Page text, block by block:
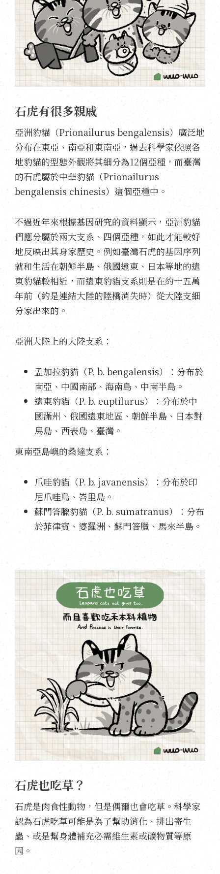
石虎有很多親戚
亞洲豹貓（Prionailurus bengalensis）廣泛地
分布在東亞、南亞和東南亞，過去科學家依照各
地豹貓的型態外觀將其細分為12個亞種，而臺灣
的石虎屬於中華豹貓（Prionailurus
bengalensis chinesis）這個亞種中。
不過近年來根據基因研究的資料顯示，亞洲豹貓
們應分屬於兩大支系、四個亞種，如此才能較好
地反映出其身家歷史。例如臺灣石虎的基因序列
就和生活在朝鮮半島、俄國遠東、日本等地的遠
東豹貓較相近，而遠東豹貓支系則是在約十五萬
年前（約是連結大陸的陸橋消失時）從大陸支細
分家出來的。
亞洲大陸上的大陸支系：
孟加拉豹貓（P. b. bengalensis）：分布於
南亞、中國南部、海南島、中南半島。
遠東豹貓（P. b. euptilurus）：分布於中
國滿州、俄國遠東地區、朝鮮半島、日本對
馬島、西表島、臺灣。
東南亞島嶼的桑達支系：
爪哇豹貓（P. b. javanensis）：分布於印
尼爪哇島、峇里島。
蘇門答臘豹貓（P. b. sumatranus）：分布
於菲律賓、婆羅洲、蘇門答臘、馬來半島。
石虎也吃草？
石虎是肉食性動物，但是偶爾也會吃草。科學家
認為石虎吃草可能是為了幫助消化、排出寄生
蟲、或是幫身體補充必需維生素或礦物質等原
因。